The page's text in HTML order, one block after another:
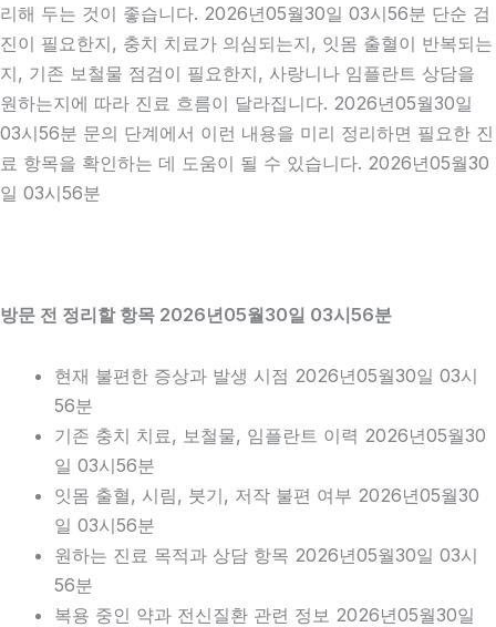
리해 두는 것이 좋습니다. 2026년05월30일 03시56분 단순 검
진이 필요한지, 충치 치료가 의심되는지, 잇몸 출혈이 반복되는
지, 기존 보철물 점검이 필요한지, 사랑니나 임플란트 상담을
원하는지에 따라 진료 흐름이 달라집니다. 2026년05월30일
03시56분 문의 단계에서 이런 내용을 미리 정리하면 필요한 진
료 항목을 확인하는 데 도움이 될 수 있습니다. 2026년05월30
일 03시56분
방문 전 정리할 항목 2026년05월30일 03시56분
현재 불편한 증상과 발생 시점 2026년05월30일 03시
56분
기존 충치 치료, 보철물, 임플란트 이력 2026년05월30
일 03시56분
잇몸 출혈, 시림, 붓기, 저작 불편 여부 2026년05월30
일 03시56분
원하는 진료 목적과 상담 항목 2026년05월30일 03시
56분
복용 중인 약과 전신질환 관련 정보 2026년05월30일